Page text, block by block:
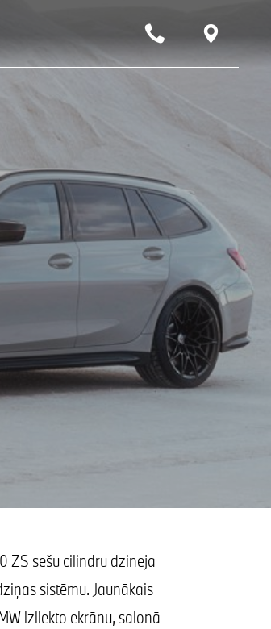
ZS sešu cilindru dzinēja
sistēmu. Jaunākais
izliekto ekrānu, salonā